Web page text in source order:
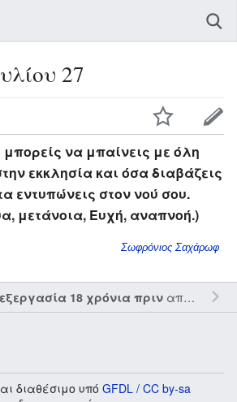
27
να μπαίνεις με όλη
εκκλησία και όσα διαβάζεις
εντυπώνεις στον νού σου.
μετάνοια, Ευχή, αναπνοή.)
Σωφρόνιος Σαχάρωφ
18 χρόνια πριναπό τον την
διαθέσιμο υπό GFDL / CC by-sa